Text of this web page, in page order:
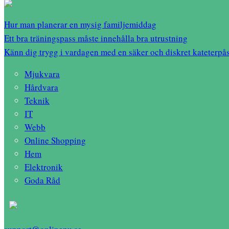
Hur man planerar en mysig familjemiddag
Ett bra träningspass måste innehålla bra utrustning
Känn dig trygg i vardagen med en säker och diskret
Mjukvara
Hårdvara
Teknik
IT
Webb
Online Shopping
Hem
Elektronik
Goda Råd